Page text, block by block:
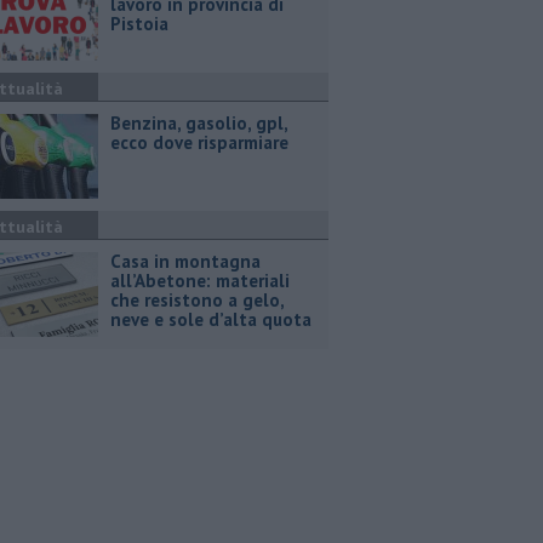
Pistoia
​Benzina, gasolio, gpl,
ecco dove risparmiare
Casa in montagna
all’Abetone: materiali
che resistono a gelo,
neve e sole d’alta quota